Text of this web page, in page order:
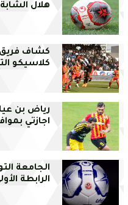
هلال الشابة
كلاسيكو
اجازتي
الجامعة
الرابطة